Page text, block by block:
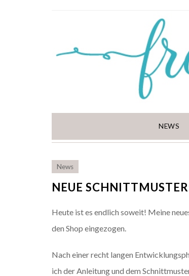
NEWS
News
NEUE
Heute ist es endlich soweit! Meine
den Shop eingezogen.
Nach einer recht langen
ich der Anleitung und dem